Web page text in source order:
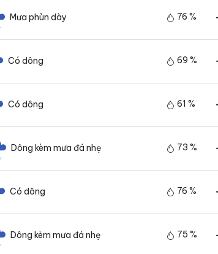
Mưa phùn dày 76 %
Có dông 69 %
Có dông 61 %
Dông kèm mưa đá nhẹ 73 %
Có dông 76 %
Dông kèm mưa đá nhẹ 75 %